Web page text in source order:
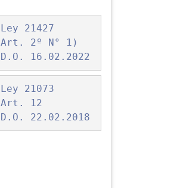
Ley 21427
Art. 2º N° 1)
D.O. 16.02.2022
Ley 21073
Art. 12
D.O. 22.02.2018